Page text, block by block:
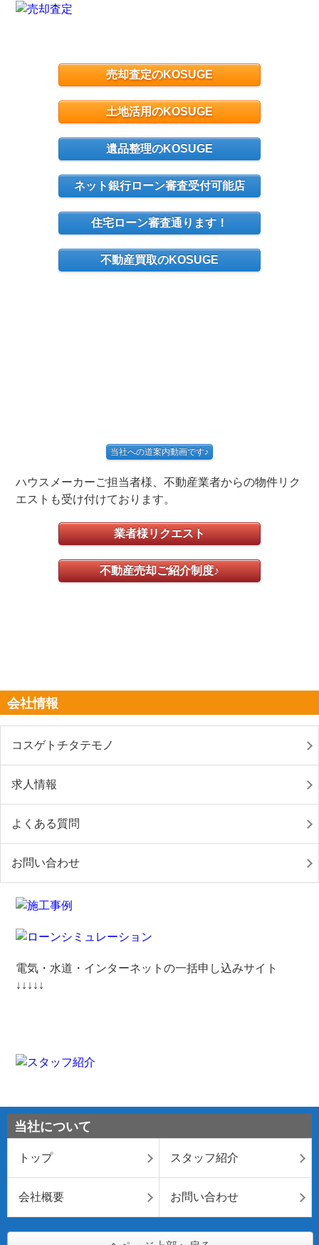
売却査定のKOSUGE
土地活用のKOSUGE
遺品整理のKOSUGE
ネット銀行ローン審査受付可能店
住宅ローン審査通ります！
不動産買取のKOSUGE
当社への道案内動画です♪
ハウスメーカーご担当者様、不動産業者からの物件リク
エストも受け付けております。
業者様リクエスト
不動産売却ご紹介制度♪
会社情報
コスゲトチタテモノ
求人情報
よくある質問
お問い合わせ
電気・水道・インターネットの一括申し込みサイト
↓↓↓↓↓
当社について
トップ スタッフ紹介
会社概要 お問い合わせ